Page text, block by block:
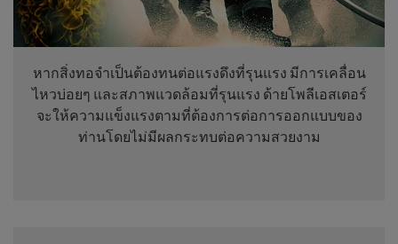
หากสิ่งทอจำเป็นต้องทนต่อแรงดึงที่รุนแรง มีการเคลื่อน
ไหวบ่อยๆ และสภาพแวดล้อมที่รุนแรง ด้ายโพลีเอสเตอร์
จะให้ความแข็งแรงตามที่ต้องการต่อการออกแบบของ
ท่านโดยไม่มีผลกระทบต่อความสวยงาม